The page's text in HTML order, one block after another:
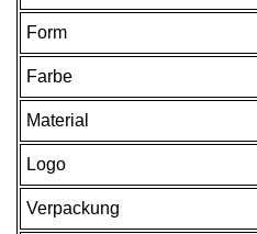
Form
Farbe
Material
Logo
Verpackung